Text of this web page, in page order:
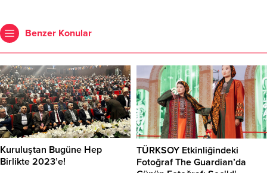
Benzer Konular
Kuruluştan Bugüne Hep
Birlikte 2023’e!
TÜRKSOY Etkinliğindeki
Fotoğraf The Guardian’da